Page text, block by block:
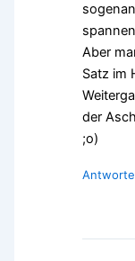
Aber
Satz im
der
;o)